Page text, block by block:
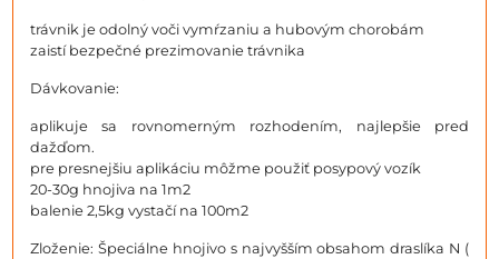
trávnik je odolný voči vymŕzaniu a hubovým chorobám
zaistí bezpečné prezimovanie trávnika
Dávkovanie:
aplikuje sa rovnomerným rozhodením, najlepšie pred
dažďom.
pre presnejšiu aplikáciu môžme použiť posypový vozík
20-30g hnojiva na 1m2
balenie 2,5kg vystačí na 100m2
Zloženie: Špeciálne hnojivo s najvyšším obsahom draslíka N (